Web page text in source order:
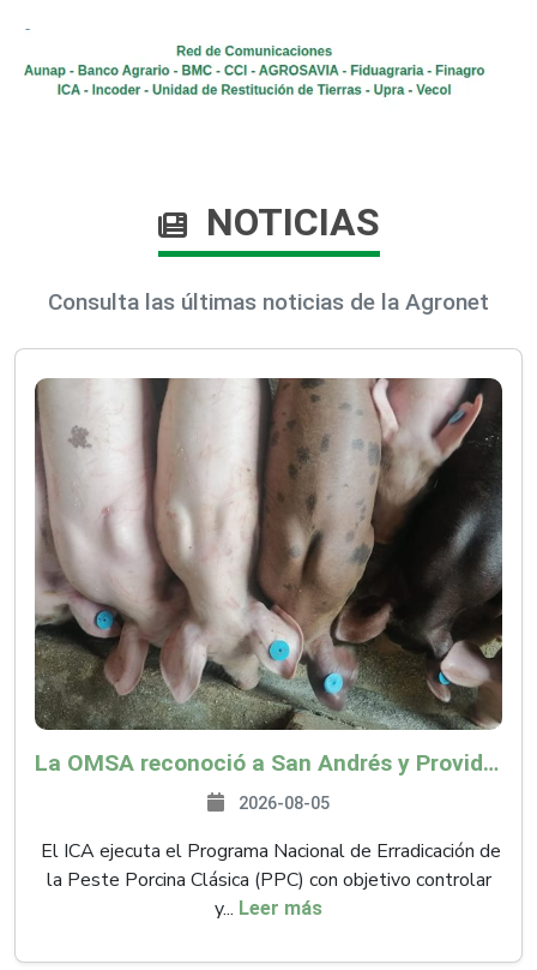
NOTICIAS
Consulta las últimas noticias de la Agronet
La OMSA reconoció a San Andrés y Providencia como zona libre de Peste Porcina Clásica (PPC)
2026-08-05
El ICA ejecuta el Programa Nacional de Erradicación de
la Peste Porcina Clásica (PPC) con objetivo controlar
y... Leer más